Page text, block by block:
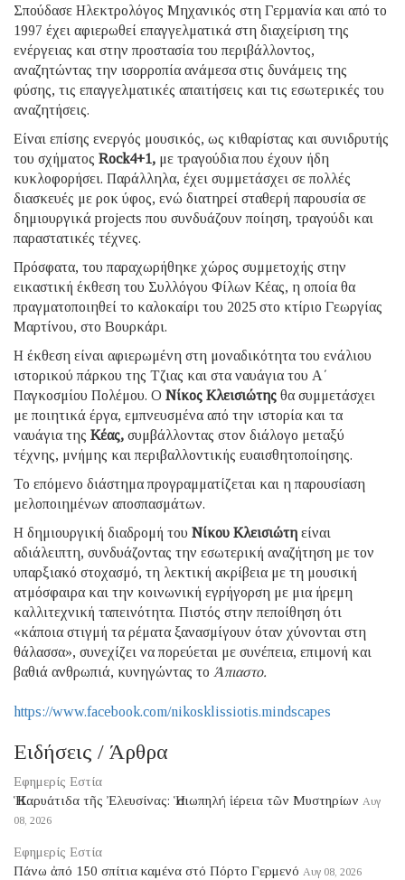
Σπούδασε Ηλεκτρολόγος Μηχανικός στη Γερμανία και από το
1997 έχει αφιερωθεί επαγγελματικά στη διαχείριση της
ενέργειας και στην προστασία του περιβάλλοντος,
αναζητώντας την ισορροπία ανάμεσα στις δυνάμεις της
φύσης, τις επαγγελματικές απαιτήσεις και τις εσωτερικές του
αναζητήσεις.
Είναι επίσης ενεργός μουσικός, ως κιθαρίστας και συνιδρυτής
του σχήματος Rock4+1, με τραγούδια που έχουν ήδη
κυκλοφορήσει. Παράλληλα, έχει συμμετάσχει σε πολλές
διασκευές με ροκ ύφος, ενώ διατηρεί σταθερή παρουσία σε
δημιουργικά projects που συνδυάζουν ποίηση, τραγούδι και
παραστατικές τέχνες.
Πρόσφατα, του παραχωρήθηκε χώρος συμμετοχής στην
εικαστική έκθεση του Συλλόγου Φίλων Κέας, η οποία θα
πραγματοποιηθεί το καλοκαίρι του 2025 στο κτίριο Γεωργίας
Μαρτίνου, στο Βουρκάρι.
Η έκθεση είναι αφιερωμένη στη μοναδικότητα του ενάλιου
ιστορικού πάρκου της Τζιας και στα ναυάγια του Α΄
Παγκοσμίου Πολέμου. Ο Νίκος Κλεισιώτης θα συμμετάσχει
με ποιητικά έργα, εμπνευσμένα από την ιστορία και τα
ναυάγια της Κέας, συμβάλλοντας στον διάλογο μεταξύ
τέχνης, μνήμης και περιβαλλοντικής ευαισθητοποίησης.
Το επόμενο διάστημα προγραμματίζεται και η παρουσίαση
μελοποιημένων αποσπασμάτων.
Η δημιουργική διαδρομή του Νίκου Κλεισιώτη είναι
αδιάλειπτη, συνδυάζοντας την εσωτερική αναζήτηση με τον
υπαρξιακό στοχασμό, τη λεκτική ακρίβεια με τη μουσική
ατμόσφαιρα και την κοινωνική εγρήγορση με μια ήρεμη
καλλιτεχνική ταπεινότητα. Πιστός στην πεποίθηση ότι
«κάποια στιγμή τα ρέματα ξανασμίγουν όταν χύνονται στη
θάλασσα», συνεχίζει να πορεύεται με συνέπεια, επιμονή και
βαθιά ανθρωπιά, κυνηγώντας το Άπιαστο.
https://www.facebook.com/nikosklissiotis.mindscapes
Ειδήσεις / Άρθρα
Εφημερίς Εστία
Ἡ Καρυάτιδα τῆς Ἐλευσίνας: Ἡ σιωπηλή ἱέρεια τῶν Μυστηρίων Αυγ
08, 2026
Εφημερίς Εστία
Πάνω ἀπό 150 σπίτια καμένα στό Πόρτο Γερμενό Αυγ 08, 2026